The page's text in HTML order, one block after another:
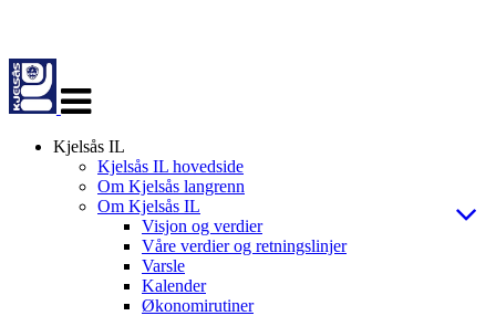
navigasjon
Kjelsås IL
Kjelsås IL hovedside
Om Kjelsås langrenn
Om Kjelsås IL
Visjon og verdier
Våre verdier og retningslinjer
Varsle
Kalender
Økonomirutiner